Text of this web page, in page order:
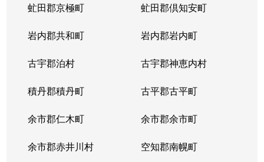
虻田郡京極町 虻田郡倶知安町
岩内郡共和町 岩内郡岩内町
古宇郡泊村 古宇郡神恵内村
積丹郡積丹町 古平郡古平町
余市郡仁木町 余市郡余市町
余市郡赤井川村 空知郡南幌町